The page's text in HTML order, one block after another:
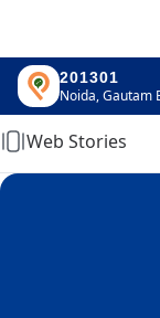
201301
Home
Web Stories